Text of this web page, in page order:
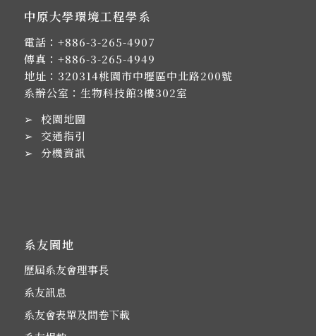
中原大學環境工程學系
電話： +886-3-265-4907
傳真：+886-3-265-4949
地址： 320314桃園市中壢區中北路200號
系辦公室：生物科技館3樓302室
➢ 校園地圖
➢ 交通指引
➢ 分機資訊
系友園地
歷屆系友會理事長
系友訊息
系友會表單及問卷下載